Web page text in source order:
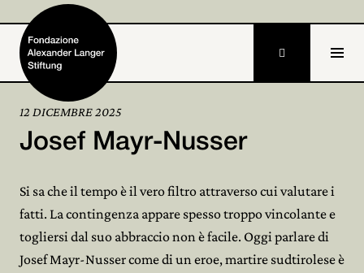
Home
Attività e progetti 
Alexander Langer 

12 DICEMBRE 2025
Josef Mayr-Nusser
Si sa che il tempo è il vero filtro attraverso cui valutare i
fatti. La contingenza appare spesso troppo vincolante e
togliersi dal suo abbraccio non è facile. Oggi parlare di
Josef Mayr-Nusser come di un eroe, martire sudtirolese è